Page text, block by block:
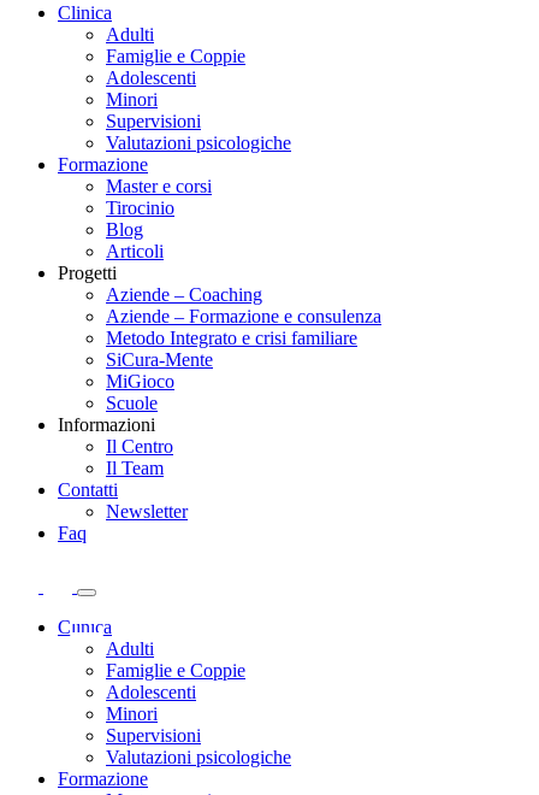
Clinica
Adulti
Famiglie e Coppie
Adolescenti
Minori
Supervisioni
Valutazioni psicologiche
Formazione
Master e corsi
Tirocinio
Blog
Articoli
Progetti
Aziende – Coaching
Aziende – Formazione e consulenza
Metodo Integrato e crisi familiare
SiCura-Mente
MiGioco
Scuole
Informazioni
Il Centro
Il Team
Contatti
Newsletter
Faq
Clinica
Adulti
Famiglie e Coppie
Adolescenti
Minori
Supervisioni
Valutazioni psicologiche
Formazione